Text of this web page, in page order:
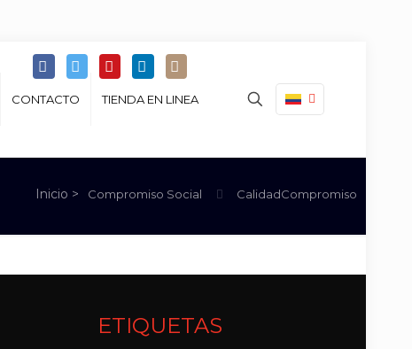
CONTACTO TIENDA EN LINEA
Compromiso Social CalidadCompromiso
ETIQUETAS